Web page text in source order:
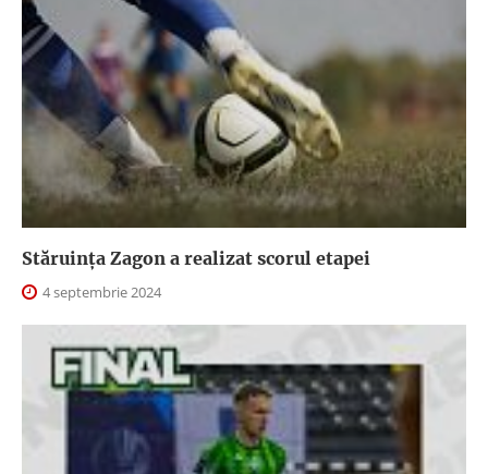
Stăruința Zagon a realizat scorul etapei
4 septembrie 2024